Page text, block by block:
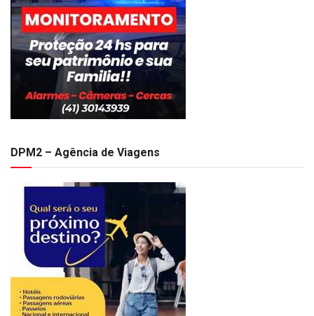
DPM2 – Agência de Viagens